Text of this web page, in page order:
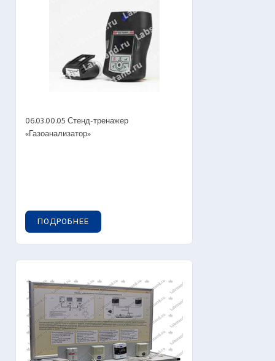
06.03.00.05 Стенд-тренажер
«Газоанализатор»
ПОДРОБНЕЕ